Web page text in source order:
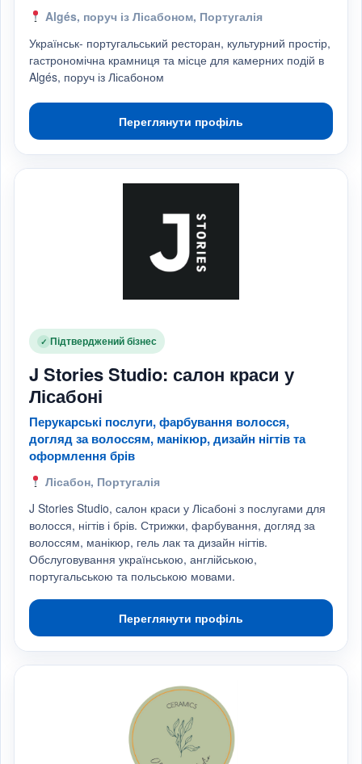
Algés, поруч із Лісабоном, Португалія
Українськ- португальський ресторан, культурний простір,
гастрономічна крамниця та місце для камерних подій в
Algés, поруч із Лісабоном
Переглянути профіль
✓ Підтверджений бізнес
J Stories Studio: салон краси у
Лісабоні
Перукарські послуги, фарбування волосся,
догляд за волоссям, манікюр, дизайн нігтів та
оформлення брів
Лісабон, Португалія
J Stories Studio, салон краси у Лісабоні з послугами для
волосся, нігтів і брів. Стрижки, фарбування, догляд за
волоссям, манікюр, гель лак та дизайн нігтів.
Обслуговування українською, англійською,
португальською та польською мовами.
Переглянути профіль